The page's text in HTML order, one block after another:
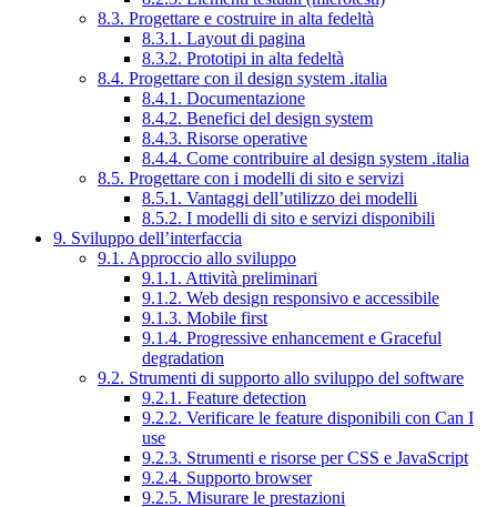
8.3. Progettare e costruire in alta fedeltà
8.3.1. Layout di pagina
8.3.2. Prototipi in alta fedeltà
8.4. Progettare con il design system .italia
8.4.1. Documentazione
8.4.2. Benefici del design system
8.4.3. Risorse operative
8.4.4. Come contribuire al design system .italia
8.5. Progettare con i modelli di sito e servizi
8.5.1. Vantaggi dell’utilizzo dei modelli
8.5.2. I modelli di sito e servizi disponibili
9. Sviluppo dell’interfaccia
9.1. Approccio allo sviluppo
9.1.1. Attività preliminari
9.1.2. Web design responsivo e accessibile
9.1.3. Mobile first
9.1.4. Progressive enhancement e Graceful
degradation
9.2. Strumenti di supporto allo sviluppo del software
9.2.1. Feature detection
9.2.2. Verificare le feature disponibili con Can I
use
9.2.3. Strumenti e risorse per CSS e JavaScript
9.2.4. Supporto browser
9.2.5. Misurare le prestazioni